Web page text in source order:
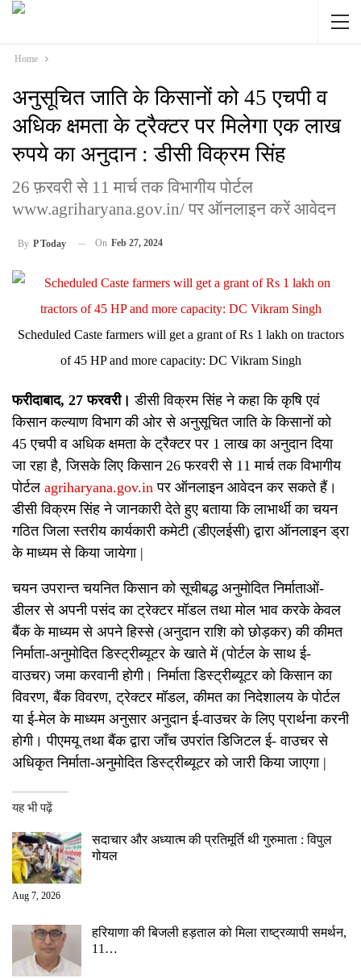
Home
अनुसूचित जाति के किसानों को 45 एचपी व
अधिक क्षमता के ट्रैक्टर पर मिलेगा एक लाख
रुपये का अनुदान : डीसी विक्रम सिंह
26 फ़रवरी से 11 मार्च तक विभागीय पोर्टल
www.agriharyana.gov.in/ पर ऑनलाइन करें आवेदन
By P Today On Feb 27, 2024
Scheduled Caste farmers will get a grant of Rs 1 lakh on tractors
of 45 HP and more capacity: DC Vikram Singh
फरीदाबाद, 27 फरवरी। डीसी विक्रम सिंह ने कहा कि कृषि एवं
किसान कल्याण विभाग की ओर से अनुसूचित जाति के किसानों को
45 एचपी व अधिक क्षमता के ट्रैक्टर पर 1 लाख का अनुदान दिया
जा रहा है, जिसके लिए किसान 26 फरवरी से 11 मार्च तक विभागीय
पोर्टल agriharyana.gov.in पर ऑनलाइन आवेदन कर सकते हैं।
डीसी विक्रम सिंह ने जानकारी देते हुए बताया कि लाभार्थी का चयन
गठित जिला स्तरीय कार्यकारी कमेटी (डीएलईसी) द्वारा ऑनलाइन ड्रा
के माध्यम से किया जायेगा |
चयन उपरान्त चयनित किसान को सूचीबद्ध अनुमोदित निर्माताओं-
डीलर से अपनी पसंद का ट्रेक्टर मॉडल तथा मोल भाव करके केवल
बैंक के माध्यम से अपने हिस्से (अनुदान राशि को छोड़कर) की कीमत
निर्माता-अनुमोदित डिस्ट्रीब्यूटर के खाते में (पोर्टल के साथ ई-
वाउचर) जमा करवानी होगी। निर्माता डिस्ट्रीब्यूटर को किसान का
विवरण, बैंक विवरण, ट्रेक्टर मॉडल, कीमत का निदेशालय के पोर्टल
या ई-मेल के माध्यम अनुसार अनुदान ई-वाउचर के लिए प्रार्थना करनी
होगी। पीएमयू तथा बैंक द्वारा जाँच उपरांत डिजिटल ई- वाउचर से
अधिकृत निर्माता-अनुमोदित डिस्ट्रीब्यूटर को जारी किया जाएगा |
यह भी पढ़ें
सदाचार और अध्यात्म की प्रतिमूर्ति थी गुरुमाता : विपुल
गोयल
Aug 7, 2026
हरियाणा की बिजली हड़ताल को मिला राष्ट्रव्यापी समर्थन,
11…